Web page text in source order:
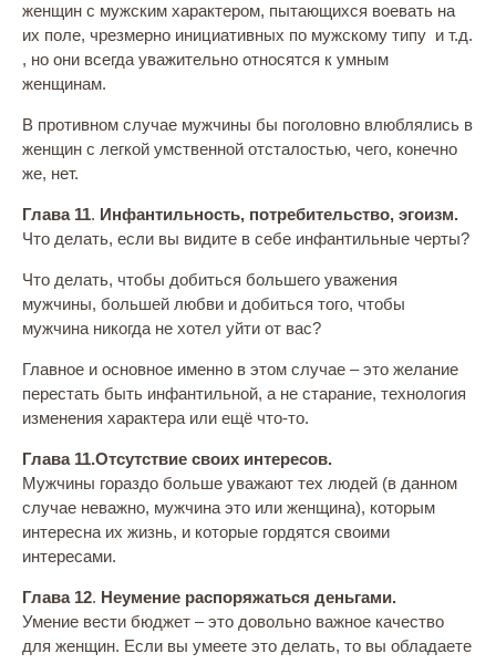
женщин с мужским характером, пытающихся воевать на
их поле, чрезмерно инициативных по мужскому типу и т.д.
, но они всегда уважительно относятся к умным
женщинам.
В противном случае мужчины бы поголовно влюблялись в
женщин с легкой умственной отсталостью, чего, конечно
же, нет.
Глава 11. Инфантильность, потребительство, эгоизм.
Что делать, если вы видите в себе инфантильные черты?
Что делать, чтобы добиться большего уважения
мужчины, большей любви и добиться того, чтобы
мужчина никогда не хотел уйти от вас?
Главное и основное именно в этом случае – это желание
перестать быть инфантильной, а не старание, технология
изменения характера или ещё что-то.
Глава 11.Отсутствие своих интересов.
Мужчины гораздо больше уважают тех людей (в данном
случае неважно, мужчина это или женщина), которым
интересна их жизнь, и которые гордятся своими
интересами.
Глава 12. Неумение распоряжаться деньгами.
Умение вести бюджет – это довольно важное качество
для женщин. Если вы умеете это делать, то вы обладаете